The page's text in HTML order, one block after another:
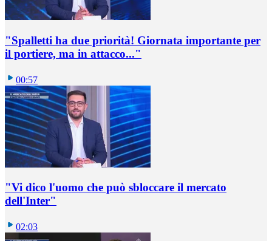
"Spalletti ha due priorità! Giornata importante per
il portiere, ma in attacco..."
00:57
"Vi dico l'uomo che può sbloccare il mercato
dell'Inter"
02:03